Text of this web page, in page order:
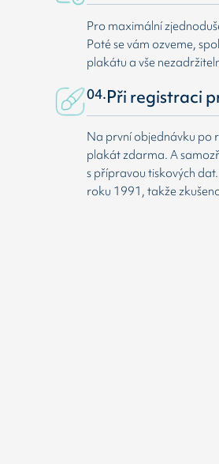
Pro maximální
Poté se vám ozveme,
plakátu a vše
04.Při registraci
Na první objednávku po
plakát zdarma. A
s přípravou tiskových
roku 1991, takže